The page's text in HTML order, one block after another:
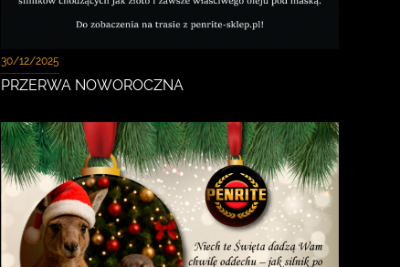
30/12/2025
PRZERWA NOWOROCZNA